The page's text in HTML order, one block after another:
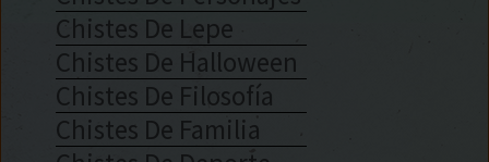
Chistes De Lepe
Chistes De Halloween
Chistes De Filosofía
Chistes De Familia